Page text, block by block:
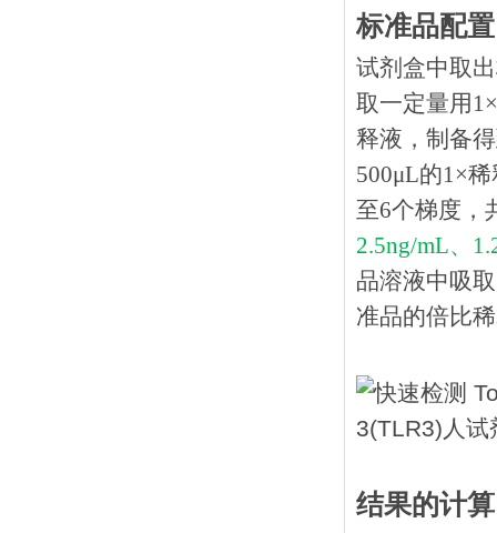
标准品配置
试剂盒中取
取一定量用
释液，制备
500μL的1×
至6个梯度，
2.5ng/mL、
品溶液中吸取
准品的倍比
结果的计算